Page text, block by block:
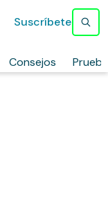
Consejos
Suscríbete